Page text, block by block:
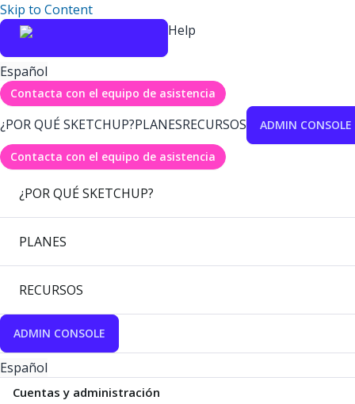
Skip to Content
Help
Español
Contacta con el equipo de asistencia
¿POR QUÉ SKETCHUP?PLANESRECURSOS ADMIN CONSOLE
Contacta con el equipo de asistencia
¿POR QUÉ SKETCHUP?
PLANES
RECURSOS
ADMIN CONSOLE
Español
Cuentas y administración